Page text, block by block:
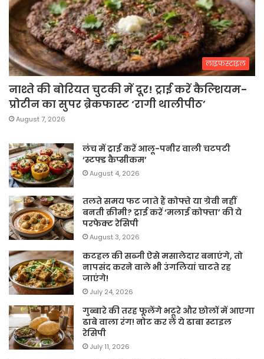
लाइफस्टाइल
नाश्ते की बोरियत चुटकी में दूर! ट्राई करें कैल्शियम-
प्रोटीन का सुपर ब्रेकफास्ट ‘रागी थालीपीठ’
August 7, 2026
लंच में ट्राई करें आलू-पनीर वाली चटपटी
‘स्टफ्ड कैप्सीकम’
August 4, 2026
तलते समय फट जाते हैं कोफ्ते या ग्रेवी नहीं
बनती क्रीमी? ट्राई करें ‘मलाई कोफ्ता’ की ये
परफेक्ट रेसिपी
August 3, 2026
कटहल की सब्जी ऐसे मसालेदार बनाएंगे, तो
नापसंद करने वाले भी उंगलियां चाटते रह
जाएंगे!
July 24, 2026
गुब्बारे की तरह फूलेंगे भटूरे और छोलों में आएगा
ढाबे वाला रंग! नोट कर लें ये ढाबा स्टाइल
रेसिपी
July 11, 2026